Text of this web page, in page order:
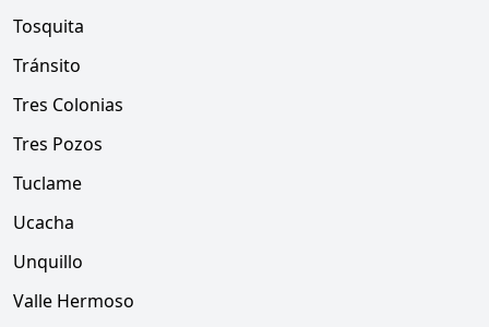
Tosquita
Tránsito
Tres Colonias
Tres Pozos
Tuclame
Ucacha
Unquillo
Valle Hermoso